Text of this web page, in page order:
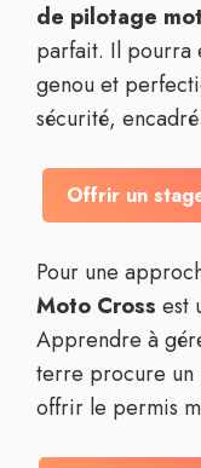
de pilotage
parfait. Il pourra
genou et
sécurité,
Offrir un
Pour une
Moto Cross est
Apprendre à
terre procure un
offrir le permis